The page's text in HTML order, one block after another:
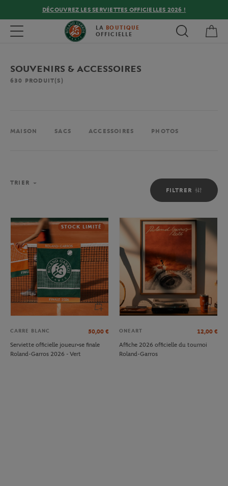
DÉCOUVREZ LES SERVIETTES OFFICIELLES 2026 !
Toggle navigation LA BOUTIQUE
OFFICIELLE
SOUVENIRS & ACCESSOIRES
630 PRODUIT(S)
MAISON SACS ACCESSOIRES PHOTOS
FILTRER
TRIER
STOCK LIMITÉ
CARRE BLANC 50,00 €
Serviette officielle joueur•se finale
Roland-Garros 2026 - Vert
ONEART 12,00 €
Affiche 2026 officielle du tournoi
Roland-Garros